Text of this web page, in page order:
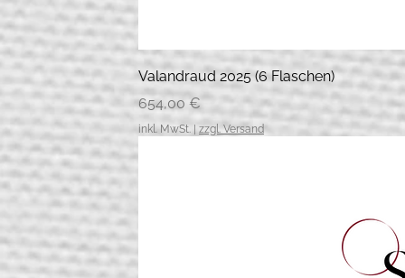
Valandraud 2025 (6 Flaschen)
Preis
654,00 €
inkl. MwSt. | zzgl. Versand